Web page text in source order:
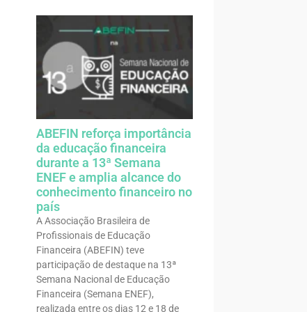
ABEFIN reforça importância
da educação financeira
durante a 13ª Semana
ENEF e amplia alcance do
conhecimento financeiro no
país
A Associação Brasileira de
Profissionais de Educação
Financeira (ABEFIN) teve
participação de destaque na 13ª
Semana Nacional de Educação
Financeira (Semana ENEF),
realizada entre os dias 12 e 18 de